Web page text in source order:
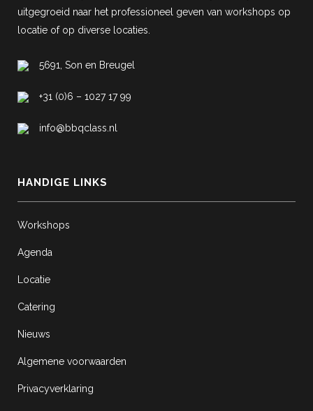
uitgegroeid naar het professioneel geven van workshops op
locatie of op diverse locaties.
5691, Son en Breugel
+31 (0)6 – 1027 17 99
info@bbqclass.nl
HANDIGE LINKS
Workshops
Agenda
Locatie
Catering
Nieuws
Algemene voorwaarden
Privacyverklaring